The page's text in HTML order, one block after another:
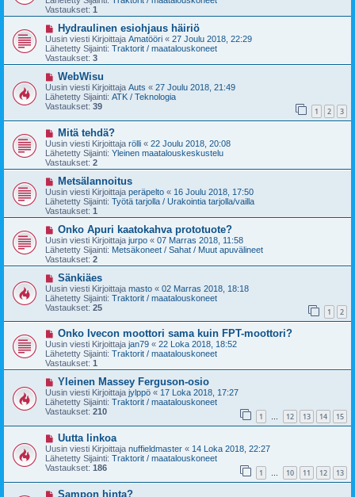
s
t
i
v
e
s
t
i
Vastaukset: 1
U
u
s
i
v
s
t
i
Hydraulinen esiohjaus häiriö
Uusin viesti Kirjoittaja Amatööri « 27 Joulu 2018, 22:29
Lähetetty Sijainti: Traktorit / maatalouskoneet
Vastaukset: 3
U
u
s
i
v
i
e
s
t
i
WebWisu
Uusin viesti Kirjoittaja Auts « 27 Joulu 2018, 21:49
Lähetetty Sijainti: ATK / Teknologia
Vastaukset: 39 1 2 3
U
u
s
i
v
e
s
t
i
Mitä tehdä?
Uusin viesti Kirjoittaja rölli « 22 Joulu 2018, 20:08
Lähetetty Sijainti: Yleinen maatalouskeskustelu
Vastaukset: 2
U
u
s
i
v
s
t
i
Metsälannoitus
Uusin viesti Kirjoittaja peräpelto « 16 Joulu 2018, 17:50
Lähetetty Sijainti: Työtä tarjolla / Urakointia tarjolla/vailla
Vastaukset: 1
U
u
s
i
v
e
s
t
i
Onko Apuri kaatokahva prototuote?
Uusin viesti Kirjoittaja jurpo « 07 Marras 2018, 11:58
Lähetetty Sijainti: Metsäkoneet / Sahat / Muut apuvälineet
Vastaukset: 2
U
u
s
i
v
i
e
s
t
i
Sänkiäes
Uusin viesti Kirjoittaja masto « 02 Marras 2018, 18:18
Lähetetty Sijainti: Traktorit / maatalouskoneet
Vastaukset: 25 1 2
U
u
s
i
v
s
t
i
Onko Ivecon moottori sama kuin FPT-moottori?
Uusin viesti Kirjoittaja jan79 « 22 Loka 2018, 18:52
Lähetetty Sijainti: Traktorit / maatalouskoneet
Vastaukset: 1
U
u
s
i
i
s
t
i
Yleinen Massey Ferguson-osio
Uusin viesti Kirjoittaja jylppö « 17 Loka 2018, 17:27
Lähetetty Sijainti: Traktorit / maatalouskoneet
Vastaukset: 210 1 … 12 13 14 15
U
u
s
i
v
i
e
Uutta linkoa
Uusin viesti Kirjoittaja nuffieldmaster « 14 Loka 2018, 22:27
Lähetetty Sijainti: Traktorit / maatalouskoneet
Vastaukset: 186 1 … 10 11 12 13
USampon hinta?